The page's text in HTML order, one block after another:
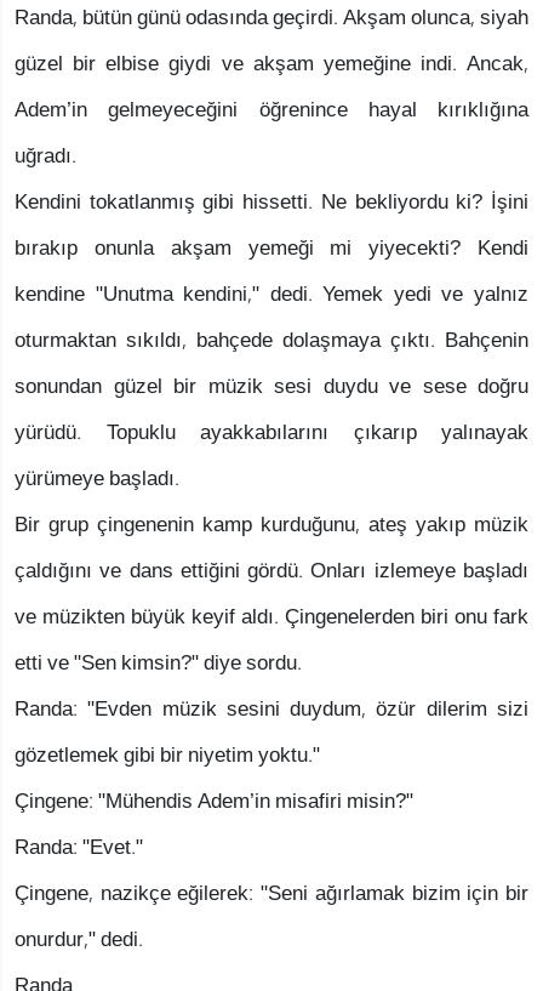
Randa, bütün günü odasında geçirdi. Akşam olunca, siyah
güzel bir elbise giydi ve akşam yemeğine indi. Ancak,
Adem’in gelmeyeceğini öğrenince hayal kırıklığına
uğradı.
Kendini tokatlanmış gibi hissetti. Ne bekliyordu ki? İşini
bırakıp onunla akşam yemeği mi yiyecekti? Kendi
kendine "Unutma kendini," dedi. Yemek yedi ve yalnız
oturmaktan sıkıldı, bahçede dolaşmaya çıktı. Bahçenin
sonundan güzel bir müzik sesi duydu ve sese doğru
yürüdü. Topuklu ayakkabılarını çıkarıp yalınayak
yürümeye başladı.
Bir grup çingenenin kamp kurduğunu, ateş yakıp müzik
çaldığını ve dans ettiğini gördü. Onları izlemeye başladı
ve müzikten büyük keyif aldı. Çingenelerden biri onu fark
etti ve "Sen kimsin?" diye sordu.
Randa: "Evden müzik sesini duydum, özür dilerim sizi
gözetlemek gibi bir niyetim yoktu."
Çingene: "Mühendis Adem’in misafiri misin?"
Randa: "Evet."
Çingene, nazikçe eğilerek: "Seni ağırlamak bizim için bir
onurdur," dedi.